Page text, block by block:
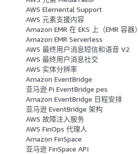
AWS Elemental Support
AWS 元素支援内容
Amazon EMR 在 EKS 上（EMR 容器）
Amazon EMR Serverless
AWS 最终用户消息短信和语音 V2
AWS 最终用户消息社交
AWS 实体分辨率
Amazon EventBridge
亚马逊 Pi EventBridge pes
Amazon EventBridge 日程安排
亚马逊 EventBridge 架构
AWS 故障注入服务
AWS FinOps 代理人
Amazon FinSpace
亚马逊 FinSpace API